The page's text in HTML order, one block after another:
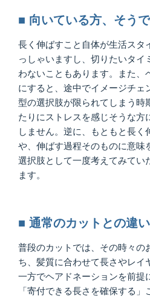
■ 向いている方、そう
長く伸ばすこと自体が生活スタ
っしゃいますし、切りたいタイ
わないこともあります。また、
にすると、途中でイメージチェ
型の選択肢が限られてしまう時
たりにストレスを感じそうな方
しません。逆に、もともと長く
や、伸ばす過程そのものに意味
選択肢として一度考えてみてい
ます。
■ 通常のカットとの違い
普段のカットでは、その時々の
ち、髪質に合わせて長さやレイ
一方でヘアドネーションを前提
「寄付できる長さを確保する」